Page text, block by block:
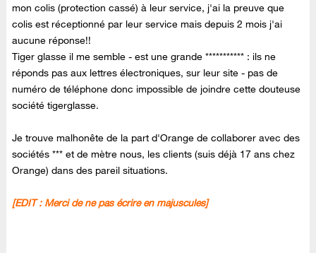
mon colis (protection cassé) à leur service, j'ai la preuve que
colis est réceptionné par leur service mais depuis 2 mois j'ai
aucune réponse!!
Tiger glasse il me semble - est une grande *********** : ils ne
réponds pas aux lettres électroniques, sur leur site - pas de
numéro de téléphone donc impossible de joindre cette douteuse
société tigerglasse.
Je trouve malhonête de la part d'Orange de collaborer avec des
sociétés *** et de mètre nous, les clients (suis déjà 17 ans chez
Orange) dans des pareil situations.
[EDIT : Merci de ne pas écrire en majuscules]